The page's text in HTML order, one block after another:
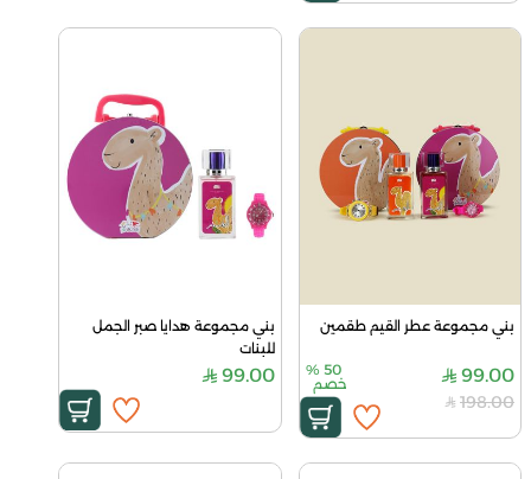
بني مجموعة عطر القيم طقمين
99.00
50
%
خصم
198.00
للبنات
99.00